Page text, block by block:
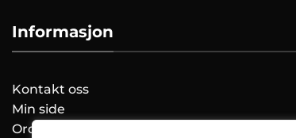
Informasjon
Kontakt oss
Min side
Ordreoversikt